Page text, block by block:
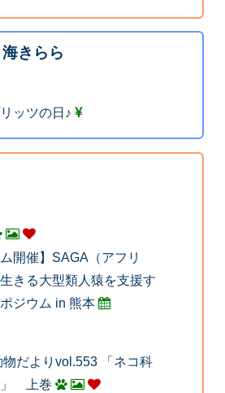
きらら
ッツの日♪
開催】SAGA（アフリ
きる大型類人猿を支援す
ジウム in 熊本
だよりvol.553 「ネコ科
」 上巻